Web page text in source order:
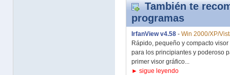
También te
programas
IrfanView v4.58 - Win 2000/XP/
Rápido, pequeño y compacto
para los principiantes y poderoso
primer visor gráfico...
► sigue leyendo